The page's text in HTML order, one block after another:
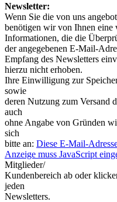
Newsletter:
Wenn Sie die von uns
benötigen wir von Ihnen eine
Informationen, die die
der angegebenen E-Mail-
Empfang des Newsletters
hierzu nicht erhoben.
Ihre Einwilligung zur
sowie
deren Nutzung zum Versand
auch
ohne Angabe von Gründen
sich
bitte an: Diese E-Mail-
Anzeige muss JavaScript
Mitglieder/
Kundenbereich ab oder
jeden
Newsletters.